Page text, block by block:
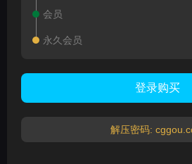
会员
永久会员
登录购买
解压密码: